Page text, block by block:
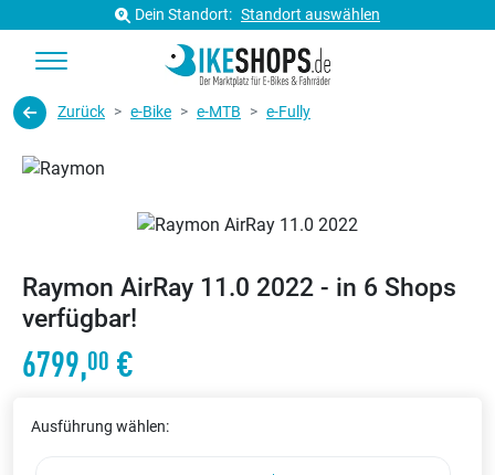
Dein Standort: Standort auswählen
Zurück e-Bike e-MTB e-Fully
Raymon AirRay 11.0 2022 - in 6 Shops
verfügbar!
6799,00 €
Ausführung wählen: